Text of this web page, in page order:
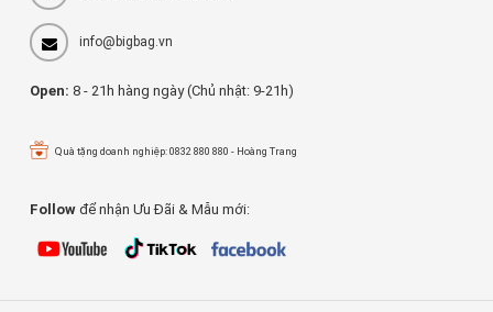
info@bigbag.vn
Open: 8 - 21h hàng ngày (Chủ nhật: 9-21h)
Quà tặng doanh nghiệp: 0832 880 880 - Hoàng Trang
Follow để nhận Ưu Đãi & Mẫu mới: